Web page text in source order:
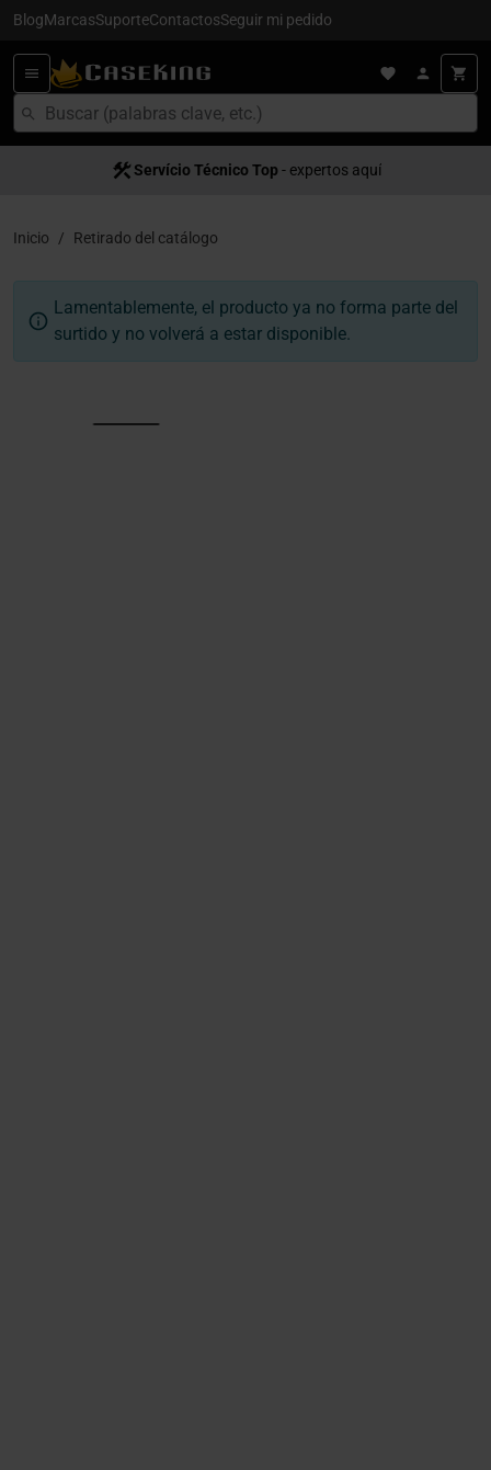
BlogMarcasSuporteContactosSeguir mi pedido
Servício Técnico Top - expertos aquí
Inicio Retirado del catálogo
Lamentablemente, el producto ya no forma parte del
surtido y no volverá a estar disponible.